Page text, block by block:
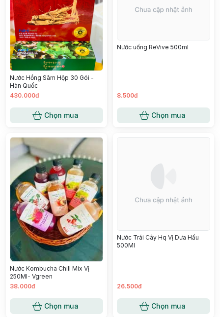
Nước Hồng Sâm Hộp 30 Gói -
Hàn Quốc
430.000đ
Chọn mua
Nước uống ReVive 500ml
8.500đ
Chọn mua
Nước Kombucha Chill Mix Vị
250Ml- Vgreen
38.000đ
Chọn mua
Nước Trái Cây Hq Vị Dưa Hấu
500Ml
26.500đ
Chọn mua